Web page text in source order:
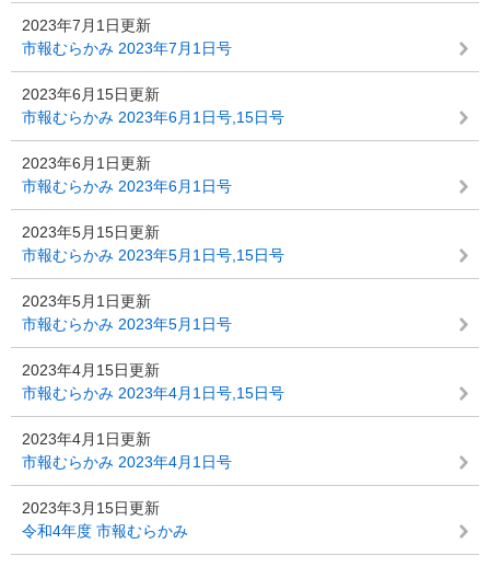
2023年7月1日更新
市報むらかみ 2023年7月1日号
2023年6月15日更新
市報むらかみ 2023年6月1日号,15日号
2023年6月1日更新
市報むらかみ 2023年6月1日号
2023年5月15日更新
市報むらかみ 2023年5月1日号,15日号
2023年5月1日更新
市報むらかみ 2023年5月1日号
2023年4月15日更新
市報むらかみ 2023年4月1日号,15日号
2023年4月1日更新
市報むらかみ 2023年4月1日号
2023年3月15日更新
令和4年度 市報むらかみ